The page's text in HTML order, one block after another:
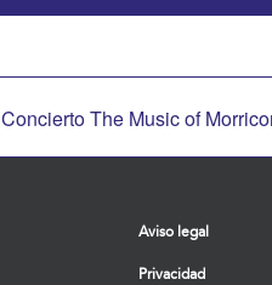
Concierto The Music of
Aviso legal
Privacidad